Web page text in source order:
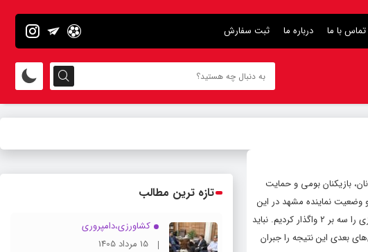
تماس با ما درباره ما ثبت سفارش
بازیکنان بومی و حمایت
وضعیت نماینده مشهد در این
لیگ اظهار کرد: این هفته چینش تیم بسیار خوب بود اما متاسفانه در امتیاز آخر نتوانستیم عملکرد خوبی داشته باشیم و بازی را سه بر ۲ واگذار کردیم. نباید
بتوانیم در بازی‌های بعدی این نتیجه را جبران
تازه ترین مطالب
کشاورزی،دامپروری
15 مرداد 1405